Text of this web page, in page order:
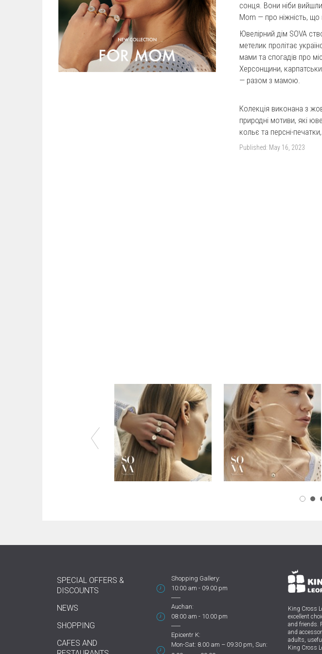
сонця. Вони ніби
Mom — про ніжність, що
Ювелірний дім SOVA
метелик пролітає
мами та спогадів про
Херсонщини,
— разом з мамою.
Колекція виконана з
природні мотиви, які
кольє та персні-
Published: May 16, 2023
SPECIAL OFFERS &
DISCOUNTS
NEWS
SHOPPING
CAFES AND
Shopping Gallery:
10:00 am - 09.00 pm
Auchan:
08:00 am - 10.00 pm
Epicentr K:
Mon-Sat: 8.00 am – 09.30 pm, Sun:
King Cross
excellent
and friends.
and
adults,
King Cross